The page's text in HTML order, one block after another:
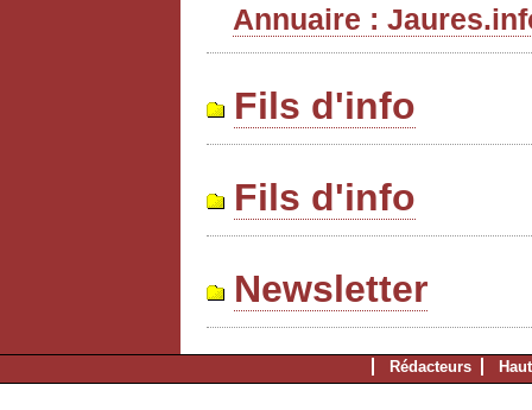
Annuaire :
Fils d'info
Fils d'info
Newsletter
Rédacteurs